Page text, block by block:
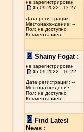
не зарегистрирован
05.09.2022 , 12:27
Дата регистрации: --
Местонахождение: --
Пол: не доступно
Комментариев: --
Shainy Fogat :
не зарегистрирован
05.09.2022 , 10:22
Дата регистрации: --
Местонахождение: --
Пол: не доступно
Комментариев: --
Find Latest
News :